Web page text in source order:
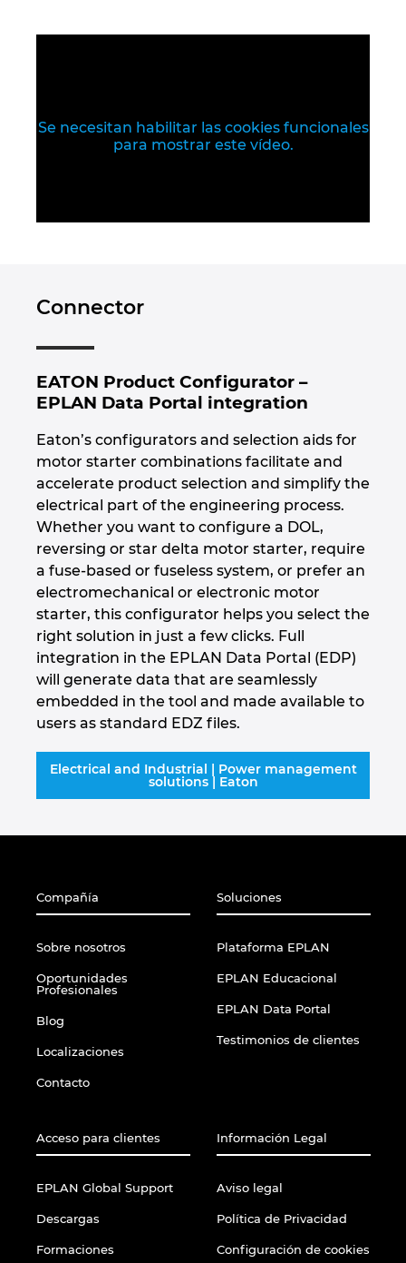
Se necesitan habilitar las cookies funcionales
para mostrar este vídeo.
Connector
EATON Product Configurator –
EPLAN Data Portal integration
Eaton’s configurators and selection aids for
motor starter combinations facilitate and
accelerate product selection and simplify the
electrical part of the engineering process.
Whether you want to configure a DOL,
reversing or star delta motor starter, require
a fuse-based or fuseless system, or prefer an
electromechanical or electronic motor
starter, this configurator helps you select the
right solution in just a few clicks. Full
integration in the EPLAN Data Portal (EDP)
will generate data that are seamlessly
embedded in the tool and made available to
users as standard EDZ files.
Electrical and Industrial | Power management
solutions | Eaton
Compañía
Sobre nosotros
Oportunidades
Profesionales
Blog
Localizaciones
Contacto
Soluciones
Plataforma EPLAN
EPLAN Educacional
EPLAN Data Portal
Testimonios de clientes
Acceso para clientes
EPLAN Global Support
Descargas
Formaciones
Información Legal
Aviso legal
Política de Privacidad
Configuración de cookies
Italy
Malaysia
Mexico
Netherlands
New Zealand
Norway
Peru
Philippines
Poland
Portugal
Romania
Serbia
Slovenia
South Africa
South Korea
Spain
Sweden
Switzerland
Thailand